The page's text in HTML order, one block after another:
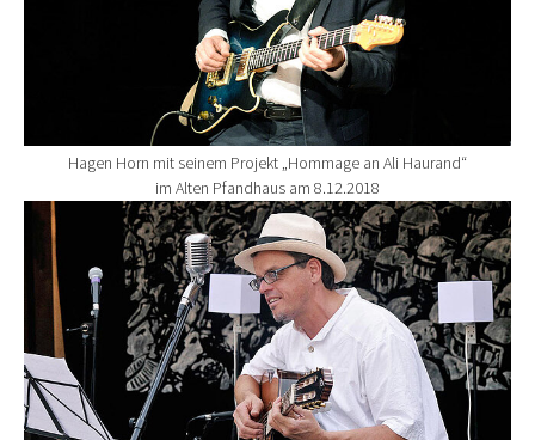
Hagen Horn mit seinem Projekt „Hommage an Ali Haurand“
im Alten Pfandhaus am 8.12.2018
Show larger version for: